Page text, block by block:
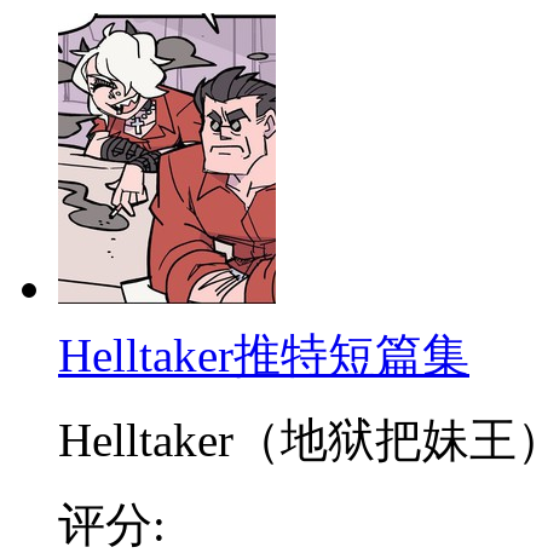
Helltaker推特短篇集
Helltaker（地狱把妹王
评分: